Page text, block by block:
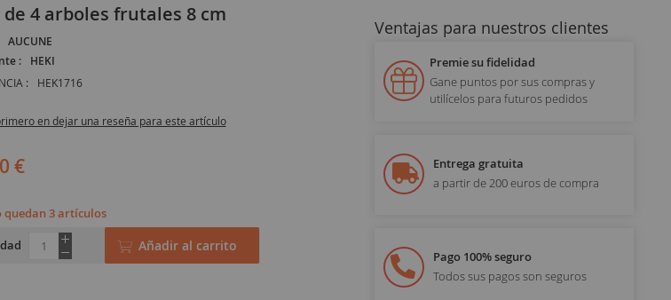
de 4 arboles frutales 8 cm
AUCUNE
:
HEKI
: HEK1716
en dejar una reseña para este artículo
€
quedan 3 artículos
Añadir al carrito
Ventajas para nuestros clientes
Premie su fidelidad
Gane puntos por sus compras y
utilícelos para futuros pedidos
Entrega gratuita
a partir de 200 euros de compra
Pago 100% seguro
Todos sus pagos son seguros